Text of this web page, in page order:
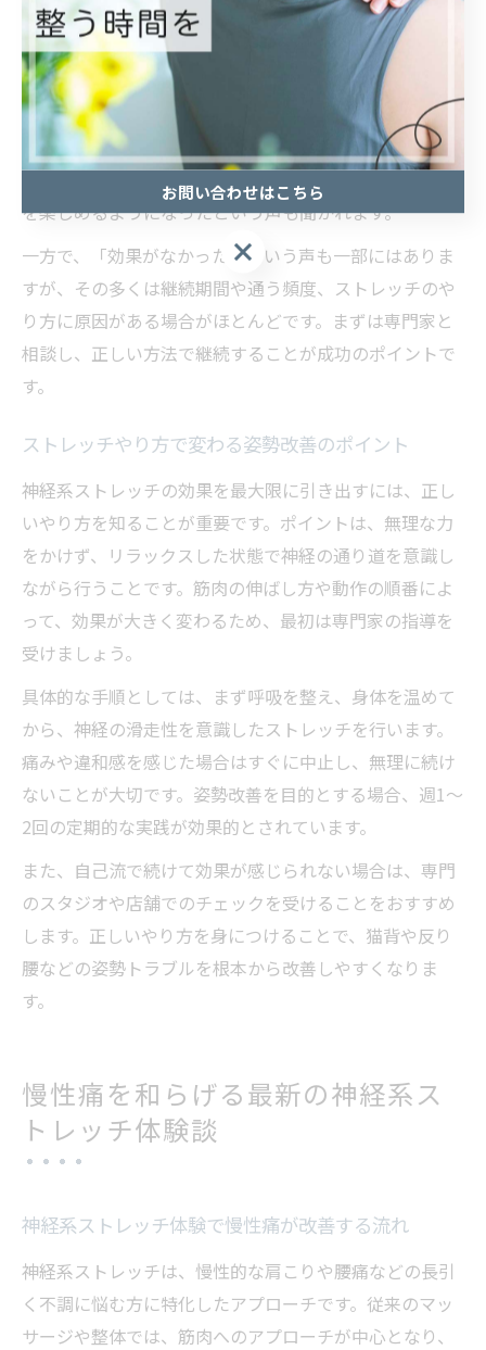
の可動域が広がった」「長年悩んでいた腰痛が和らい
だ」といった体感談が多数寄せられています。
日常生活への変化としては、「階段の昇り降りが楽にな
った」「朝の起き上がりがスムーズになった」など、動
作のしやすさや疲労感の軽減を挙げる方が多いです。ま
た、継続的に通うことで痛みの再発を防ぎ、運動や趣味
を楽しめるようになったという声も聞かれます。
一方で、「効果がなかった」という声も一部にはありま
すが、その多くは継続期間や通う頻度、ストレッチのや
り方に原因がある場合がほとんどです。まずは専門家と
相談し、正しい方法で継続することが成功のポイントで
す。
ストレッチやり方で変わる姿勢改善のポイント
神経系ストレッチの効果を最大限に引き出すには、正し
いやり方を知ることが重要です。ポイントは、無理な力
をかけず、リラックスした状態で神経の通り道を意識し
ながら行うことです。筋肉の伸ばし方や動作の順番によ
って、効果が大きく変わるため、最初は専門家の指導を
受けましょう。
具体的な手順としては、まず呼吸を整え、身体を温めて
から、神経の滑走性を意識したストレッチを行います。
痛みや違和感を感じた場合はすぐに中止し、無理に続け
ないことが大切です。姿勢改善を目的とする場合、週1～
2回の定期的な実践が効果的とされています。
また、自己流で続けて効果が感じられない場合は、専門
のスタジオや店舗でのチェックを受けることをおすすめ
します。正しいやり方を身につけることで、猫背や反り
腰などの姿勢トラブルを根本から改善しやすくなりま
す。
慢性痛を和らげる最新の神経系ス
トレッチ体験談
神経系ストレッチ体験で慢性痛が改善する流れ
神経系ストレッチは、慢性的な肩こりや腰痛などの長引
く不調に悩む方に特化したアプローチです。従来のマッ
サージや整体では、筋肉へのアプローチが中心となり、
お問い合わせはこちら